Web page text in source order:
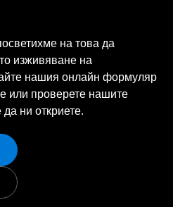
на това да
изживяване на
нашия онлайн формуляр
или проверете нашите
ни откриете.